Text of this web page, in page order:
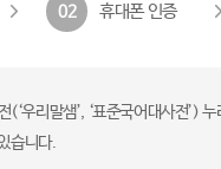
02 휴대폰 인증
(‘우리말샘’, ‘표준국어대사전’)
습니다.